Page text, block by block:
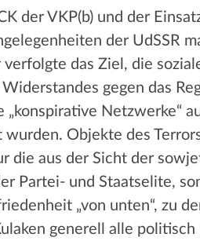
der VKP(b) und der
der UdSSR
das Ziel, die
gegen das
Netzwerke“
Objekte des
die aus der Sicht der
Partei- und Staatselite,
„von unten“, zu
generell alle politisch